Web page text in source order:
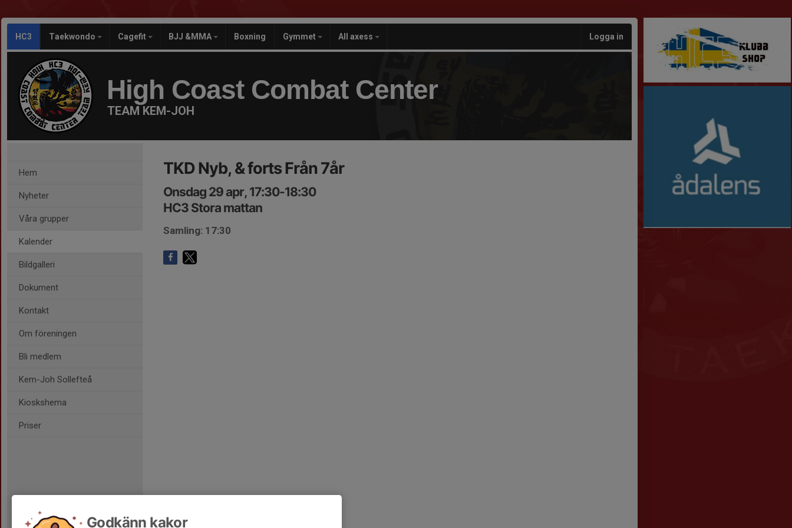
HC3 Taekwondo Cagefit BJJ &MMA Boxning Gymmet All axess Logga in
High Coast Combat Center
TEAM KEM-JOH
Hem
Nyheter
Våra grupper
Kalender
Bildgalleri
Dokument
Kontakt
Om föreningen
Bli medlem
Kem-Joh Sollefteå
Kioskshema
Priser
TKD Nyb, & forts Från 7år
Onsdag 29 apr, 17:30-18:30
HC3 Stora mattan
Samling: 17:30
Godkänn kakor